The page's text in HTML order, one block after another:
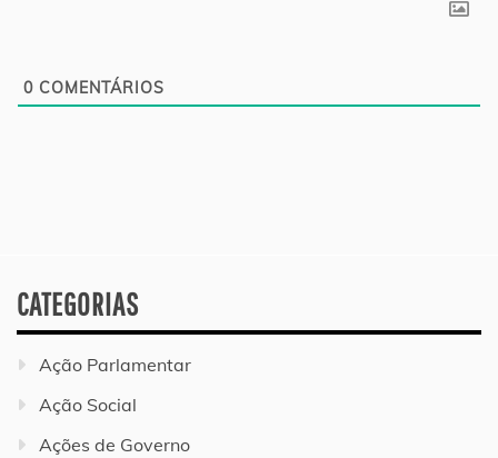
0 COMENTÁRIOS
CATEGORIAS
Ação Parlamentar
Ação Social
Ações de Governo